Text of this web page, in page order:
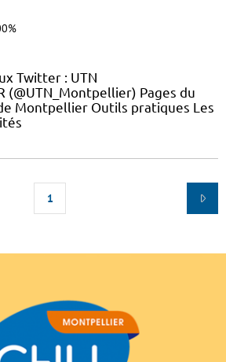
Twitter : UTN
(@UTN_Montpellier) Pages du
Montpellier Outils pratiques Les
1